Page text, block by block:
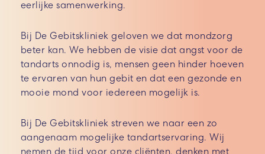
eerlijke samenwerking.
Bij De Gebitskliniek geloven we dat mondzorg
beter kan. We hebben de visie dat angst voor de
tandarts onnodig is, mensen geen hinder hoeven
te ervaren van hun gebit en dat een gezonde en
mooie mond voor iedereen mogelijk is.
Bij De Gebitskliniek streven we naar een zo
aangenaam mogelijke tandartservaring. Wij